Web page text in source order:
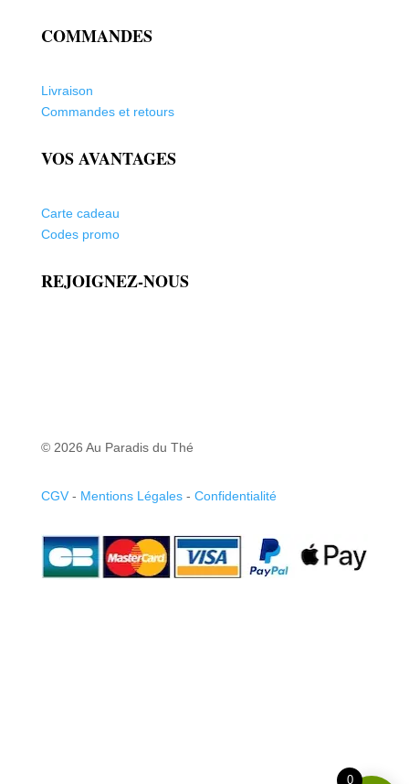
COMMANDES
Livraison
Commandes et retours
VOS AVANTAGES
Carte cadeau
Codes promo
REJOIGNEZ-NOUS
© 2026 Au Paradis du Thé
CGV- Mentions Légales- Confidentialité
0